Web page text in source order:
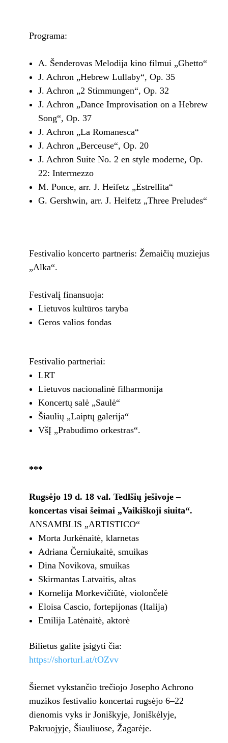
Programa:
A. Šenderovas Melodija kino filmui „Ghetto“
J. Achron „Hebrew Lullaby“, Op. 35
J. Achron „2 Stimmungen“, Op. 32
J. Achron „Dance Improvisation on a Hebrew
Song“, Op. 37
J. Achron „La Romanesca“
J. Achron „Berceuse“, Op. 20
J. Achron Suite No. 2 en style moderne, Op.
22: Intermezzo
M. Ponce, arr. J. Heifetz „Estrellita“
G. Gershwin, arr. J. Heifetz „Three Preludes“
Festivalio koncerto partneris: Žemaičių muziejus
„Alka“.
Festivalį finansuoja:
Lietuvos kultūros taryba
Geros valios fondas
Festivalio partneriai:
LRT
Lietuvos nacionalinė filharmonija
Koncertų salė „Saulė“
Šiaulių „Laiptų galerija“
VšĮ „Prabudimo orkestras“.
***
Rugsėjo 19 d. 18 val. Tedlšių ješivoje –
koncertas visai šeimai „Vaikiškoji siuita“.
ANSAMBLIS „ARTISTICO“
Morta Jurkėnaitė, klarnetas
Adriana Černiukaitė, smuikas
Dina Novikova, smuikas
Skirmantas Latvaitis, altas
Kornelija Morkevičiūtė, violončelė
Eloisa Cascio, fortepijonas (Italija)
Emilija Latėnaitė, aktorė
Bilietus galite įsigyti čia:
https://shorturl.at/tOZvv
Šiemet vykstančio trečiojo Josepho Achrono
muzikos festivalio koncertai rugsėjo 6–22
dienomis vyks ir Joniškyje, Joniškėlyje,
Pakruojyje, Šiauliuose, Žagarėje.